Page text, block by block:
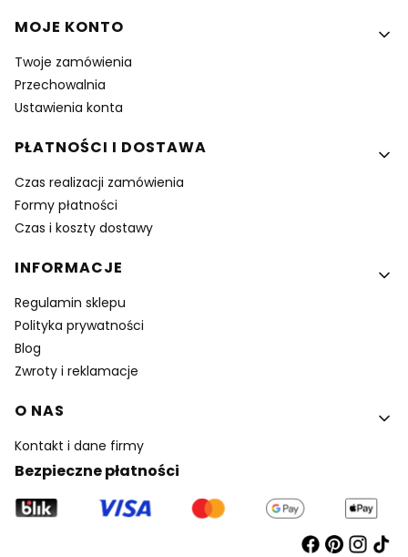
MOJE KONTO
Twoje zamówienia
Przechowalnia
Ustawienia konta
PŁATNOŚCI I DOSTAWA
Czas realizacji zamówienia
Formy płatności
Czas i koszty dostawy
INFORMACJE
Regulamin sklepu
Polityka prywatności
Blog
Zwroty i reklamacje
O NAS
Kontakt i dane firmy
Bezpieczne płatności